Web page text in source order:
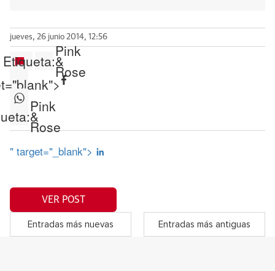
jueves, 26 junio 2014, 12:56
Etiqueta:
Pink
&
Rose
Pink
&
Rose
" target="_blank">
VER POST
Entradas más nuevas Entradas más antiguas